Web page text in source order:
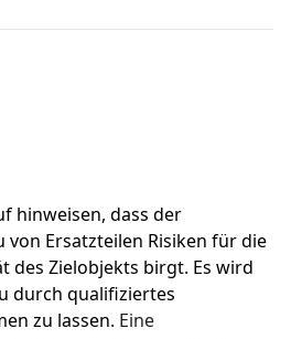
hinweisen, dass der
von Ersatzteilen Risiken für die
des Zielobjekts birgt. Es wird
durch qualifiziertes
zu lassen. Eine